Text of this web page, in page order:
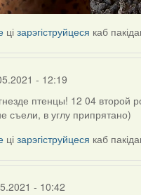
цізарэгіструйцеся каб
- 12:19
птенцы! 12 04 второй
съели, в углу припрятано)
цізарэгіструйцеся каб
- 10:42